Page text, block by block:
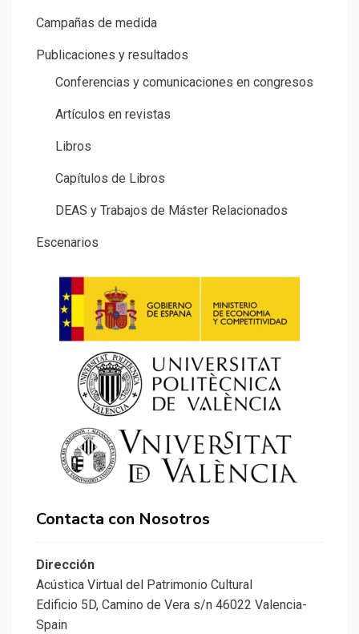
Campañas de medida
Publicaciones y resultados
Conferencias y comunicaciones en congresos
Artículos en revistas
Libros
Capítulos de Libros
DEAS y Trabajos de Máster Relacionados
Escenarios
Contacta con Nosotros
Dirección
Acústica Virtual del Patrimonio Cultural
Edificio 5D, Camino de Vera s/n 46022 Valencia-
Spain